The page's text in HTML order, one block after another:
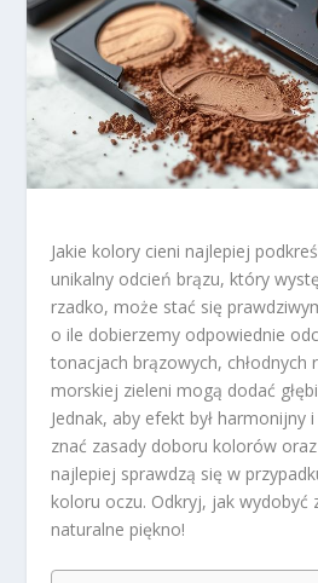
Jakie kolory cieni najlepiej
unikalny odcień brązu, który
rzadko, może stać się
o ile dobierzemy odpowiednie
tonacjach brązowych, chłodnych
morskiej zieleni mogą dodać
Jednak, aby efekt był harmonijny
znać zasady doboru kolorów
najlepiej sprawdzą się w
koloru oczu. Odkryj, jak wydobyć
naturalne piękno!